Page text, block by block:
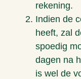
rekening.
Indien de
heeft, zal
spoedig
dagen na
is wel de